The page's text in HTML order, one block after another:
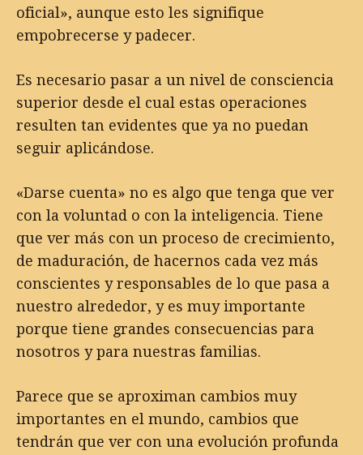
oficial», aunque esto les signifique
empobrecerse y padecer.
Es necesario pasar a un nivel de consciencia
superior desde el cual estas operaciones
resulten tan evidentes que ya no puedan
seguir aplicándose.
«Darse cuenta» no es algo que tenga que ver
con la voluntad o con la inteligencia. Tiene
que ver más con un proceso de crecimiento,
de maduración, de hacernos cada vez más
conscientes y responsables de lo que pasa a
nuestro alrededor, y es muy importante
porque tiene grandes consecuencias para
nosotros y para nuestras familias.
Parece que se aproximan cambios muy
importantes en el mundo, cambios que
tendrán que ver con una evolución profunda